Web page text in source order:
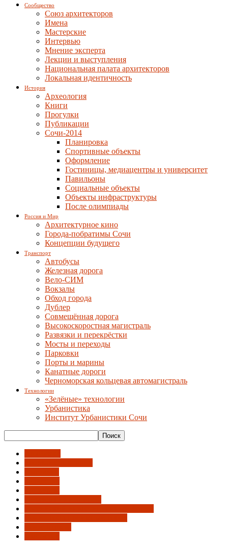
Сообщество
Союз архитекторов
Имена
Мастерские
Интервью
Мнение эксперта
Лекции и выступления
Национальная палата архитекторов
Локальная идентичность
История
Археология
Книги
Прогулки
Публикации
Сочи-2014
Планировка
Спортивные объекты
Оформление
Гостиницы, медиацентры и университет
Павильоны
Социальные объекты
Объекты инфраструктуры
После олимпиады
Россия и Мир
Архитектурное кино
Города-побратимы Сочи
Концепции будущего
Транспорт
Автобусы
Железная дорога
Вело-СИМ
Вокзалы
Обход города
Дублер
Совмещённая дорога
Высокоскоростная магистраль
Развязки и перекрёстки
Мосты и переходы
Парковки
Порты и марины
Канатные дороги
Черноморская кольцевая автомагистраль
Технологии
«Зелёные» технологии
Урбанистика
Институт Урбанистики Сочи